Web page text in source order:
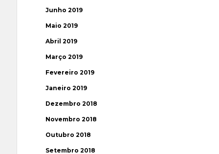
Junho 2019
Maio 2019
Abril 2019
Março 2019
Fevereiro 2019
Janeiro 2019
Dezembro 2018
Novembro 2018
Outubro 2018
Setembro 2018